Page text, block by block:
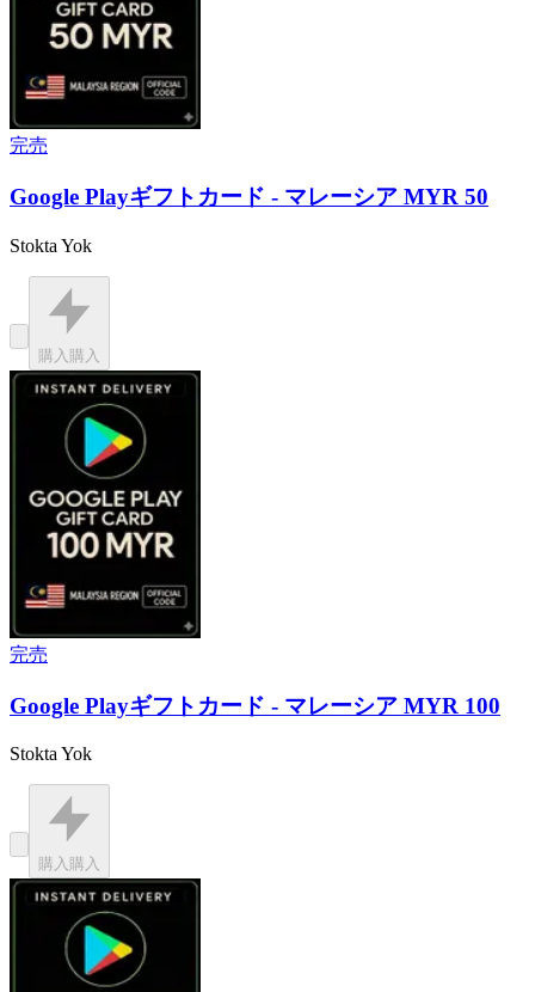
完売
Google Playギフトカード - マレーシア MYR 50
Stokta Yok
購入 購入
完売
Google Playギフトカード - マレーシア MYR 100
Stokta Yok
購入 購入